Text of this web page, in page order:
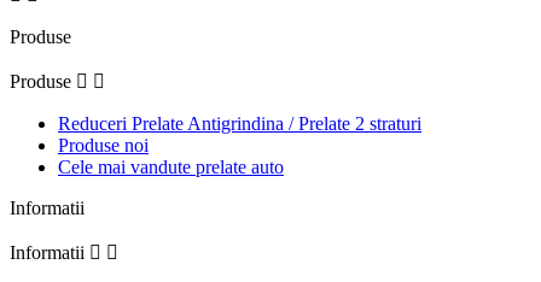
Produse
Produse  
Reduceri Prelate Antigrindina / Prelate 2 straturi
Produse noi
Cele mai vandute prelate auto
Informatii
Informatii  